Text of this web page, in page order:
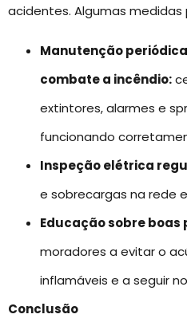
acidentes. Algumas medidas
Manutenção
combate a incêndio:
extintores, alarmes e
funcionando
Inspeção elétrica
e sobrecargas na rede
Educação sobre boas
moradores a evitar o
inflamáveis e a seguir
Conclusão